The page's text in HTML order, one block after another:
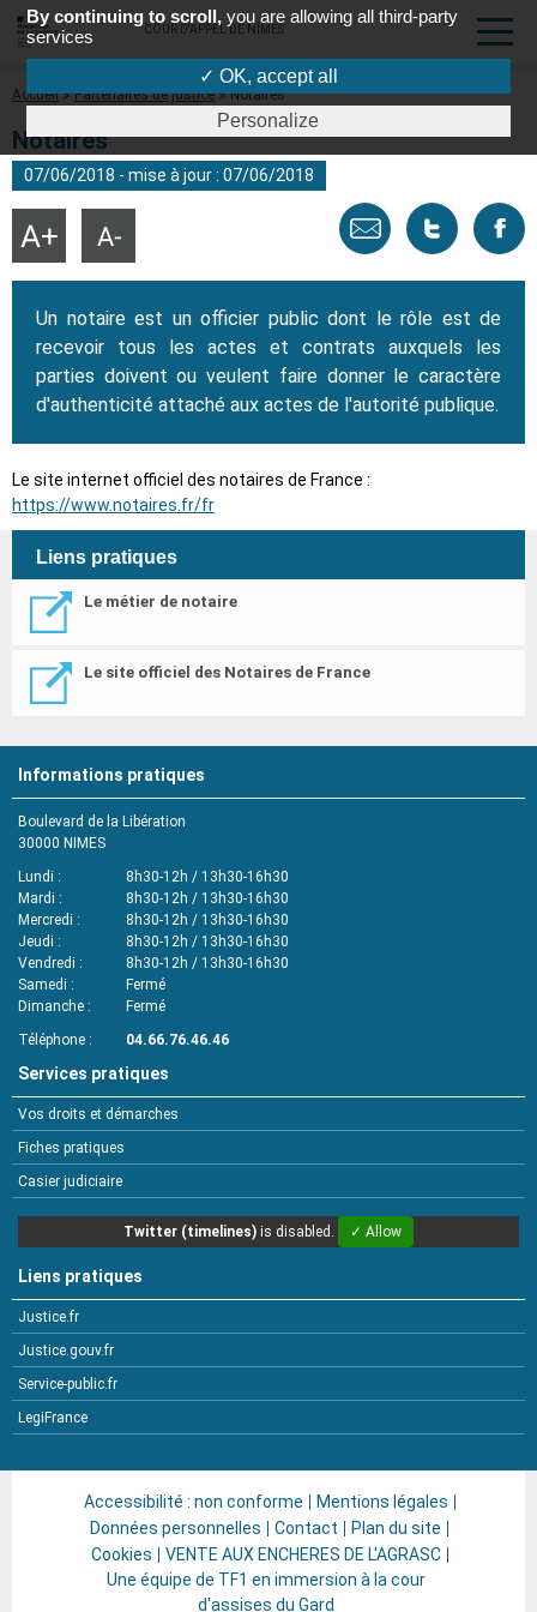
COUR D'APPEL DE NÎMES
Fil
Accueil Partenaires de justice Notaires
Notaires
07/06/2018 - mise à jour : 07/06/2018
Envoyer
email
Tweeter
page
Agrandir Réduire
Un notaire est un officier public dont le rôle est de
recevoir tous les actes et contrats auxquels les
parties doivent ou veulent faire donner le caractère
d'authenticité attaché aux actes de l'autorité publique.
Le site internet officiel des notaires de France :
https://www.notaires.fr/fr
Liens pratiques
Le métier de notaire
Le site officiel des Notaires de France
Informations pratiques
Boulevard de la Libération
30000 NIMES
Lundi
8h30-12h / 13h30-16h30
Mardi
8h30-12h / 13h30-16h30
Mercredi
8h30-12h / 13h30-16h30
Jeudi
8h30-12h / 13h30-16h30
Vendredi
8h30-12h / 13h30-16h30
Samedi
Fermé
Dimanche
Fermé
Téléphone
04.66.76.46.46
Services pratiques
Vos droits et démarches
Fiches pratiques
Casier judiciaire
Twitter (timelines) is disabled. ✓ Allow
Liens pratiques
Justice.fr
Justice.gouv.fr
Service-public.fr
LegiFrance
Accessibilité : non conforme
Mentions légales
Données personnelles
Contact
Plan du site
Cookies
VENTE AUX ENCHERES DE L'AGRASC
Une équipe de TF1 en immersion à la cour
d'assises du Gard
By continuing to scroll, you are allowing all third-party
services
✓ OK, accept all
Personalize